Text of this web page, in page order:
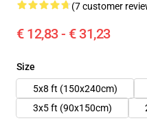
(7 customer
€ 12,83 - € 31,23
Size
5x8 ft (150x240cm)
3x5 ft (90x150cm)